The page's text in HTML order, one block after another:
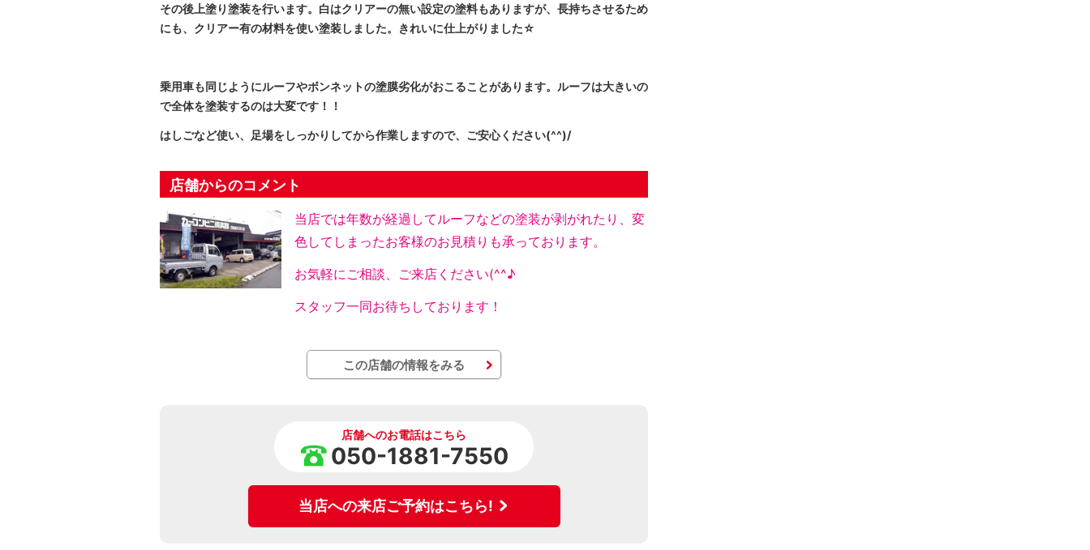
その後上塗り塗装を行います。白はクリアーの無い設定の塗料もありますが、長持ちさせるため
にも、クリアー有の材料を使い塗装しました。きれいに仕上がりました☆
乗用車も同じようにルーフやボンネットの塗膜劣化がおこることがあります。ルーフは大きいの
で全体を塗装するのは大変です！！
はしごなど使い、足場をしっかりしてから作業しますので、ご安心ください(^^)/
店舗からのコメント
当店では年数が経過してルーフなどの塗装が剥がれたり、変
色してしまったお客様のお見積りも承っております。
お気軽にご相談、ご来店ください(^^♪
スタッフ一同お待ちしております！
この店舗の情報をみる
店舗へのお電話はこちら
050-1881-7550
当店への来店ご予約はこちら!